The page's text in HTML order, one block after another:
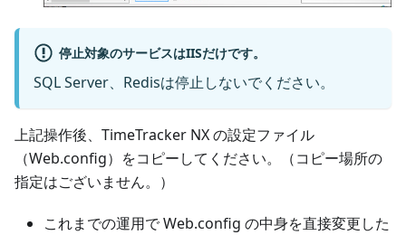
停止対象のサービスはIISだけです。
SQL Server、Redisは停止しないでください。
上記操作後、TimeTracker NX の設定ファイル
（Web.config）をコピーしてください。（コピー場所の
指定はございません。）
これまでの運用で Web.config の中身を直接変更した